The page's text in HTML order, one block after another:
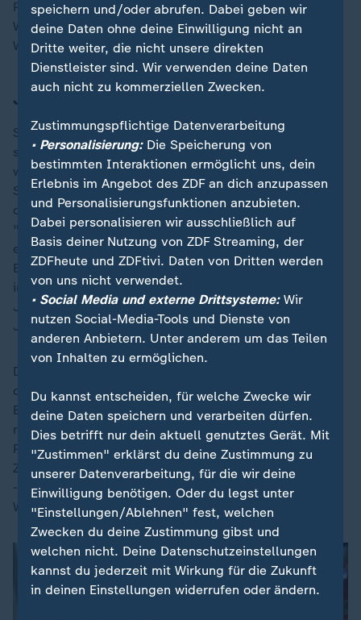
Parlamentariern außerdem für engere Beziehungen in
Wirtschaft und Handel, eine hochkarätige
Wirtschaftsdelegation war mitgereist.
Jugendaustausch statt Brexit-Hürden
Steinmeier machte vor Parlamentariern deutlich, dass
sich die deutsche Seite mehr Jugendaustausch
wünscht - sind doch die Teilnehmerzahlen beim
Schüler- und Studentenaustausch seit dem Brexit
durch bürokratische Hürden dramatisch eingebrochen:
"Das müssen wir ändern. Und wir arbeiten daran: mit
einer Jugendmobilitätsvereinbarung auf Europäischer
Ebene." Die britische Regierung kündigte heute
immerhin ein neues Sport-Austauschprogramm für
Jugendliche aus beiden Ländern an - bei der
Jugendmobilität allerdings bewegt sie sich nicht.
Den Besuch an der Universität Oxford, die Steinmeier
die Ehrendoktorwürde verlieh, nutzte der
Bundespräsident dazu, für eine Rückkehr zu einer
ruhigen Diskussionskultur zu werben. "Wie es der
Philosoph Jürgen Habermas nannte: den zwanglosen
Zwang des besseren Arguments unbeirrt zu behaupten
- bleibt eine der vornehmsten Aufgaben der
Wissenschaft," sagte Steinmeier.
speichern und/oder abrufen. Dabei geben wir
deine Daten ohne deine Einwilligung nicht an
Dritte weiter, die nicht unsere direkten
Dienstleister sind. Wir verwenden deine Daten
auch nicht zu kommerziellen Zwecken.
Zustimmungspflichtige Datenverarbeitung
• Personalisierung:Die Speicherung von
bestimmten Interaktionen ermöglicht uns, dein
Erlebnis im Angebot des ZDF an dich anzupassen
und Personalisierungsfunktionen anzubieten.
Dabei personalisieren wir ausschließlich auf
Basis deiner Nutzung von ZDF Streaming, der
ZDFheute und ZDFtivi. Daten von Dritten werden
von uns nicht verwendet.
• Social Media und externe Drittsysteme:Wir
nutzen Social-Media-Tools und Dienste von
anderen Anbietern. Unter anderem um das Teilen
von Inhalten zu ermöglichen.
Du kannst entscheiden, für welche Zwecke wir
deine Daten speichern und verarbeiten dürfen.
Dies betrifft nur dein aktuell genutztes Gerät. Mit
"Zustimmen" erklärst du deine Zustimmung zu
unserer Datenverarbeitung, für die wir deine
Einwilligung benötigen. Oder du legst unter
"Einstellungen/Ablehnen" fest, welchen
Zwecken du deine Zustimmung gibst und
welchen nicht. Deine Datenschutzeinstellungen
kannst du jederzeit mit Wirkung für die Zukunft
in deinen Einstellungen widerrufen oder ändern.